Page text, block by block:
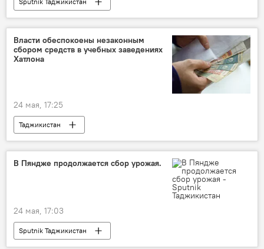
Власти обеспокоены незаконным
сбором средств в учебных заведениях
Хатлона
24 мая, 17:25
Таджикистан
Новости Куляба и Хатлонской области
Образование
В Пяндже продолжается сбор урожая.
24 мая, 17:03
Sputnik Таджикистан